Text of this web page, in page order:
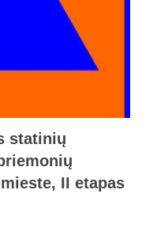
statinių
II etapas